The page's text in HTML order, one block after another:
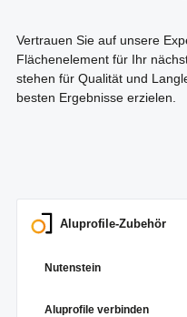
Vertrauen Sie auf unsere
Flächenelement für Ihr
stehen für Qualität und
besten Ergebnisse erzielen.
Aluprofile-Zubehör
Nutenstein
Aluprofile verbinden